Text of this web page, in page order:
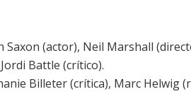
Saxon (actor), Neil Marshall
Battle (crítico).
Billeter (crítica), Marc Helwig